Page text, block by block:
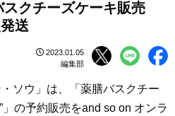
クチーズケーキ販売
送
2023.01.05
編集部
ソウ」は、「薬膳バスクチー
」の予約販売をand so on オンラ